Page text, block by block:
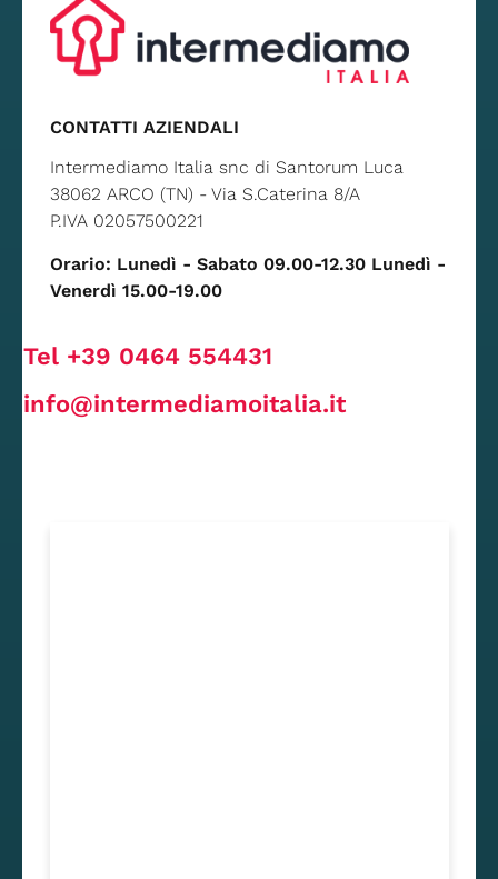
CONTATTI AZIENDALI
Intermediamo Italia snc di Santorum Luca
38062 ARCO (TN) - Via S.Caterina 8/A
P.IVA 02057500221
Orario: Lunedì - Sabato 09.00-12.30 Lunedì -
Venerdì 15.00-19.00
Tel +39 0464 554431
info@intermediamoitalia.it